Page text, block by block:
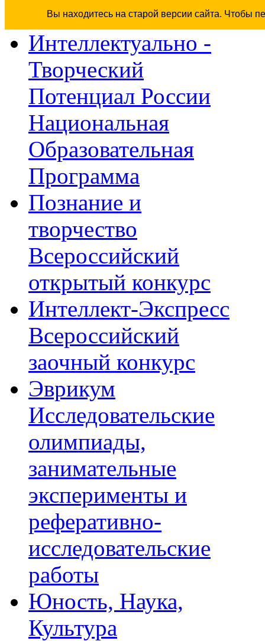
Вы находитесь на старой версии сайта. Чтобы
Интеллектуально -
Творческий
Потенциал России
Национальная
Образовательная
Программа
Познание и
творчество
Всероссийский
открытый конкурс
Интеллект-Экспресс
Всероссийский
заочный конкурс
Эврикум
Исследовательские
олимпиады,
занимательные
эксперименты и
реферативно-
исследовательские
работы
Юность, Наука,
Культура